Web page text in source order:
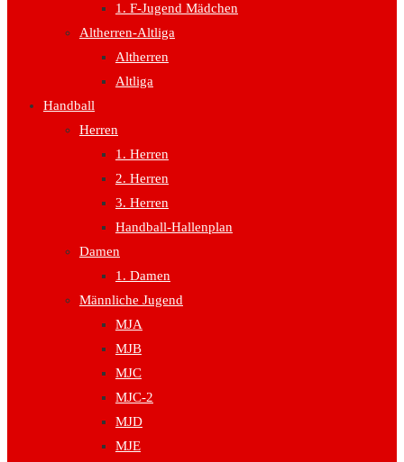
1. F-Jugend Mädchen
Altherren-Altliga
Altherren
Altliga
Handball
Herren
1. Herren
2. Herren
3. Herren
Handball-Hallenplan
Damen
1. Damen
Männliche Jugend
MJA
MJB
MJC
MJC-2
MJD
MJE